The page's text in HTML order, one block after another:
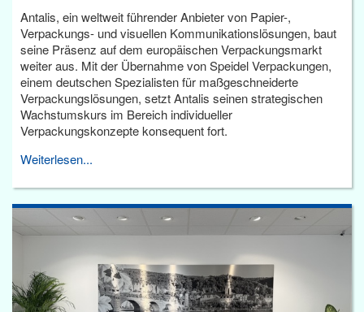
Antalis, ein weltweit führender Anbieter von Papier-,
Verpackungs- und visuellen Kommunikationslösungen, baut
seine Präsenz auf dem europäischen Verpackungsmarkt
weiter aus. Mit der Übernahme von Speidel Verpackungen,
einem deutschen Spezialisten für maßgeschneiderte
Verpackungslösungen, setzt Antalis seinen strategischen
Wachstumskurs im Bereich individueller
Verpackungskonzepte konsequent fort.
Weiterlesen...